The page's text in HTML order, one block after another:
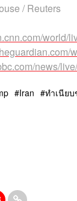
/ Reuters
world/
news/
Iran ทำเนียบ